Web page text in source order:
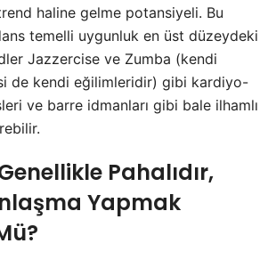
haline gelme potansiyeli. Bu
temelli uygunluk en üst düzeydeki
Jazzercise ve Zumba (kendi
de kendi eğilimleridir) gibi kardiyo-
ve barre idmanları gibi bale ilhamlı
Pahalıdır,
Yapmak